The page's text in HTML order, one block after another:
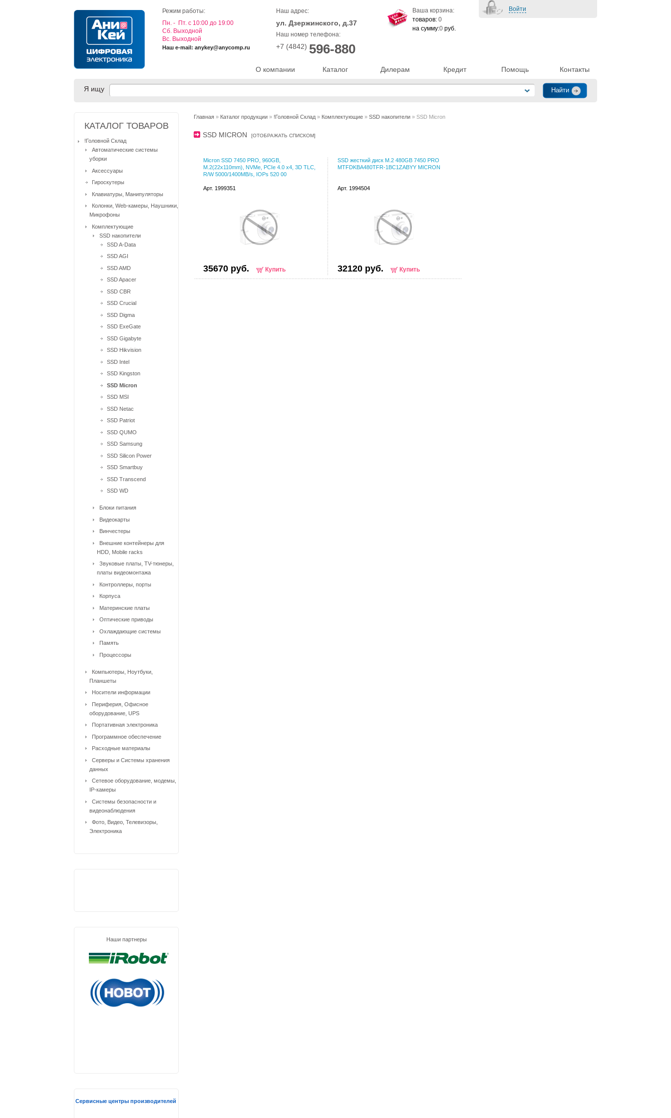
О компании Каталог Дилерам Кредит Помощь Контакты
Режим работы:
Пн. - Пт. с 10:00 до 19:00
Cб. Выходной
Вс. Выходной
Наш e-mail: anykey@anycomp.ru
Наш адрес:
ул. Дзержинского, д.37
Наш номер телефона:
+7 (4842) 596-880
Войти
Ваша корзина:
товаров: 0
на сумму:0 руб.
Я ищу
Главная » Каталог продукции » !Головной Склад » Комплектующие » SSD накопители » SSD Micron
SSD MICRON [ОТОБРАЖАТЬ СПИСКОМ]
Micron SSD 7450 PRO, 960GB,
M.2(22x110mm), NVMe, PCIe 4.0 x4, 3D TLC,
R/W 5000/1400MB/s, IOPs 520 00
Арт. 1999351
35670 руб. Купить
SSD жесткий диск M.2 480GB 7450 PRO
MTFDKBA480TFR-1BC1ZABYY MICRON
Арт. 1994504
32120 руб. Купить
КАТАЛОГ ТОВАРОВ
!Головной Склад
Автоматические системы
уборки
Аксессуары
Гироскутеры
Клавиатуры, Манипуляторы
Колонки, Web-камеры, Наушники,
Микрофоны
Комплектующие
SSD накопители
SSD A-Data
SSD AGI
SSD AMD
SSD Apacer
SSD CBR
SSD Crucial
SSD Digma
SSD ExeGate
SSD Gigabyte
SSD Hikvision
SSD Intel
SSD Kingston
SSD Micron
SSD MSI
SSD Netac
SSD Patriot
SSD QUMO
SSD Samsung
SSD Silicon Power
SSD Smartbuy
SSD Transcend
SSD WD
Блоки питания
Видеокарты
Винчестеры
Внешние контейнеры для
HDD, Mobile racks
Звуковые платы, TV-тюнеры,
платы видеомонтажа
Контроллеры, порты
Корпуса
Материнские платы
Оптические приводы
Охлаждающие системы
Память
Процессоры
Компьютеры, Ноутбуки,
Планшеты
Носители информации
Периферия, Офисное
оборудование, UPS
Портативная электроника
Программное обеспечение
Расходные материалы
Серверы и Системы хранения
данных
Сетевое оборудование, модемы,
IP-камеры
Системы безопасности и
видеонаблюдения
Фото, Видео, Телевизоры,
Электроника
Наши партнеры
Сервисные центры производителей